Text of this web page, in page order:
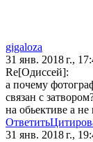
gigaloza
31 янв. 2018 г.,
Re[Одиссей]:
а почему
связан с
на обьективе а не
Ответить
31 янв. 2018 г.,